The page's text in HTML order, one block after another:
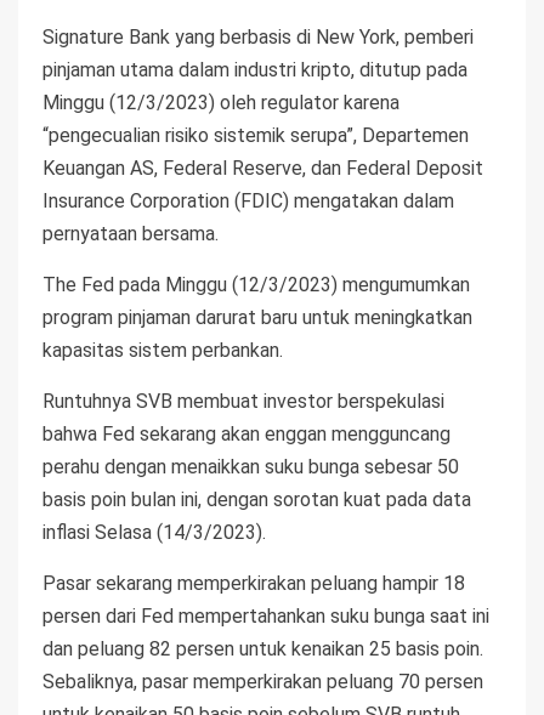
Signature Bank yang berbasis di New York, pemberi
pinjaman utama dalam industri kripto, ditutup pada
Minggu (12/3/2023) oleh regulator karena
“pengecualian risiko sistemik serupa”, Departemen
Keuangan AS, Federal Reserve, dan Federal Deposit
Insurance Corporation (FDIC) mengatakan dalam
pernyataan bersama.
The Fed pada Minggu (12/3/2023) mengumumkan
program pinjaman darurat baru untuk meningkatkan
kapasitas sistem perbankan.
Runtuhnya SVB membuat investor berspekulasi
bahwa Fed sekarang akan enggan mengguncang
perahu dengan menaikkan suku bunga sebesar 50
basis poin bulan ini, dengan sorotan kuat pada data
inflasi Selasa (14/3/2023).
Pasar sekarang memperkirakan peluang hampir 18
persen dari Fed mempertahankan suku bunga saat ini
dan peluang 82 persen untuk kenaikan 25 basis poin.
Sebaliknya, pasar memperkirakan peluang 70 persen